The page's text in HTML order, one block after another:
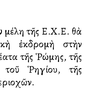
μέλη τῆς Ε.Χ.Ε. θὰ
ἐκδρομὴ στὴν
τῆς Ῥώμης, τῆς
τοῦ Ῥηγίου, τῆς